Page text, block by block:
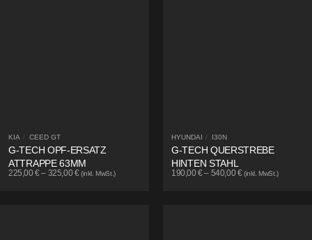
KIA / CEED GT
G-TECH OPF-ERSATZ
ATTRAPPE 63MM
225,00€– 325,00€ (inkl. MwSt.)
HYUNDAI / I30N
G-TECH QUERSTREBE
HINTEN STAHL
190,00€– 540,00€ (inkl. MwSt.)